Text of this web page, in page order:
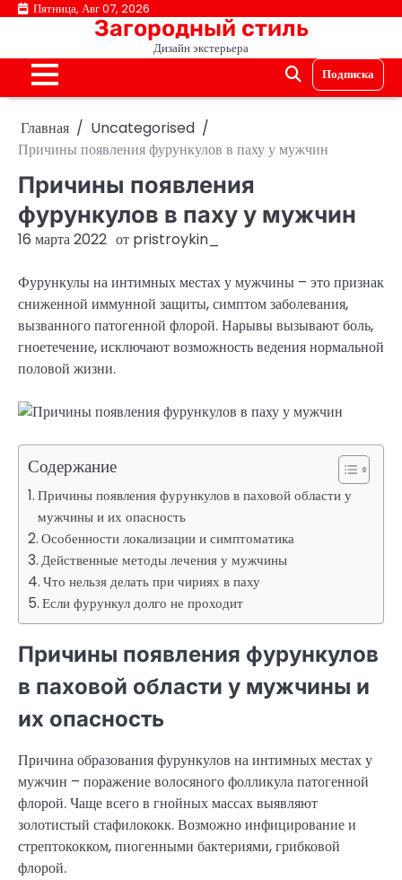
ПерейтиПятница, Авг 07, 2026
Загородный стиль
Дизайн экстерьера
Подписка
Главная
Uncategorised
Причины появления фурункулов в паху у мужчин
Причины появления
фурункулов в паху у мужчин
16 марта 2022 от pristroykin_
Фурункулы на интимных местах у мужчины – это признак
сниженной иммунной защиты, симптом заболевания,
вызванного патогенной флорой. Нарывы вызывают боль,
гноетечение, исключают возможность ведения нормальной
половой жизни.
Содержание
Причины появления фурункулов в паховой области у
мужчины и их опасность
Особенности локализации и симптоматика
Действенные методы лечения у мужчины
Что нельзя делать при чириях в паху
Если фурункул долго не проходит
Причины появления фурункулов
в паховой области у мужчины и
их опасность
Причина образования фурункулов на интимных местах у
мужчин – поражение волосяного фолликула патогенной
флорой. Чаще всего в гнойных массах выявляют
золотистый стафилококк. Возможно инфицирование и
стрептококком, пиогенными бактериями, грибковой
флорой.